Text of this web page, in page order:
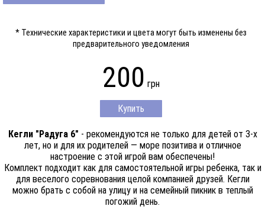
* Технические характеристики и цвета могут быть изменены без
предварительного уведомления
200 грн
Купить
Кегли "Радуга 6" - рекомендуются не только для детей от 3-х
лет, но и для их родителей — море позитива и отличное
настроение с этой игрой вам обеспечены!
Комплект подходит как для самостоятельной игры ребенка, так и
для веселого соревнования целой компанией друзей. Кегли
можно брать с собой на улицу и на семейный пикник в теплый
погожий день.